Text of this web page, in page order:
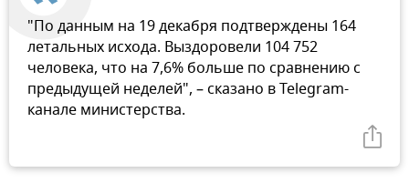
"По данным на 19 декабря подтверждены 164
летальных исхода. Выздоровели 104 752
человека, что на 7,6% больше по сравнению с
предыдущей неделей", – сказано в Telegram-
канале министерства.